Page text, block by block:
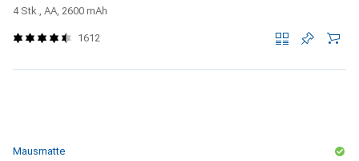
4 Stk., AA, 2600 mAh
1612
Mausmatte